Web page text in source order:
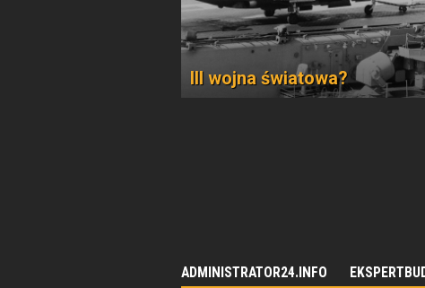
III wojna światowa?
ADMINISTRATOR24.INFO